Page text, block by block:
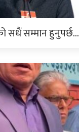
सधैं सम्मान हुनुपर्छ…